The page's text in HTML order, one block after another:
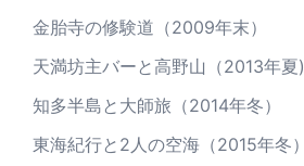
金胎寺の修験道（2009年末）
天満坊主バーと高野山（2013年夏)
知多半島と大師旅（2014年冬）
東海紀行と2人の空海（2015年冬）